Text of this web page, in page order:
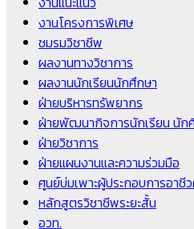
งานโครงการพิเศษ
ชมรมวิชาชีพ
ผลงานทางวิชาการ
ผลงานนักเรียนนักศึกษา
ฝ่ายบริหารทรัพยากร
ฝ่ายพัฒนากิจการนักเรียน นัก
ฝ่ายวิชาการ
ฝ่ายแผนงานและความร่วมมือ
ศูนย์บ่มเพาะผู้ประกอบการอาชี
หลักสูตรวิชาชีพระยะสั้น
อวท.